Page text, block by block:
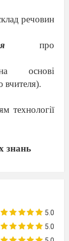
речовин
про
основі
вчителя).
технології
знань
5.0
5.0